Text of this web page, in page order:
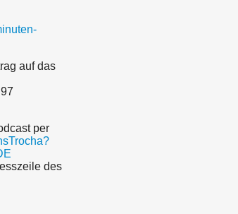
auf das
per
des